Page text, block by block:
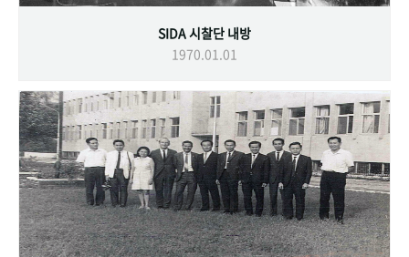
SIDA 시찰단 내방
1970.01.01